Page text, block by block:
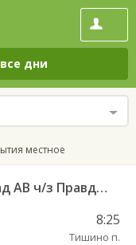
дни
местное
525А Озерск КДП — Калининград АВ ч/з Правдинск КДП
8:25
Тишино п.